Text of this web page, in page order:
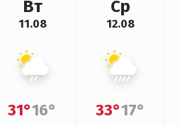
Вт
11.08
31°16°
Ср
12.08
33°17°